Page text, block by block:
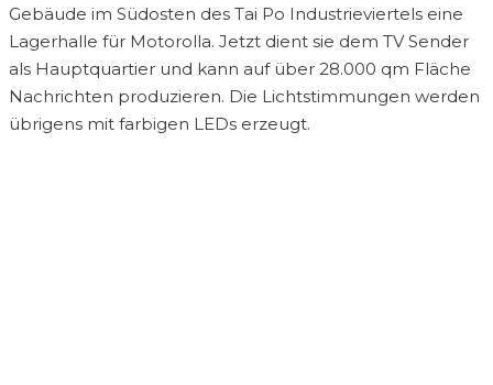
Gebäude im Südosten des Tai Po Industrieviertels eine
Lagerhalle für Motorolla. Jetzt dient sie dem TV Sender
als Hauptquartier und kann auf über 28.000 qm Fläche
Nachrichten produzieren. Die Lichtstimmungen werden
übrigens mit farbigen LEDs erzeugt.